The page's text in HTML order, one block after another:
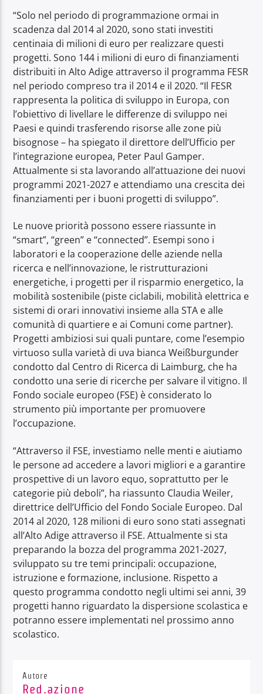
“Solo nel periodo di programmazione ormai in
scadenza dal 2014 al 2020, sono stati investiti
centinaia di milioni di euro per realizzare questi
progetti. Sono 144 i milioni di euro di finanziamenti
distribuiti in Alto Adige attraverso il programma FESR
nel periodo compreso tra il 2014 e il 2020. “Il FESR
rappresenta la politica di sviluppo in Europa, con
l’obiettivo di livellare le differenze di sviluppo nei
Paesi e quindi trasferendo risorse alle zone più
bisognose – ha spiegato il direttore dell’Ufficio per
l’integrazione europea, Peter Paul Gamper.
Attualmente si sta lavorando all’attuazione dei nuovi
programmi 2021-2027 e attendiamo una crescita dei
finanziamenti per i buoni progetti di sviluppo”.
Le nuove priorità possono essere riassunte in
“smart”, “green” e “connected”. Esempi sono i
laboratori e la cooperazione delle aziende nella
ricerca e nell’innovazione, le ristrutturazioni
energetiche, i progetti per il risparmio energetico, la
mobilità sostenibile (piste ciclabili, mobilità elettrica e
sistemi di orari innovativi insieme alla STA e alle
comunità di quartiere e ai Comuni come partner).
Progetti ambiziosi sui quali puntare, come l’esempio
virtuoso sulla varietà di uva bianca Weißburgunder
condotto dal Centro di Ricerca di Laimburg, che ha
condotto una serie di ricerche per salvare il vitigno. Il
Fondo sociale europeo (FSE) è considerato lo
strumento più importante per promuovere
l’occupazione.
“Attraverso il FSE, investiamo nelle menti e aiutiamo
le persone ad accedere a lavori migliori e a garantire
prospettive di un lavoro equo, soprattutto per le
categorie più deboli”, ha riassunto Claudia Weiler,
direttrice dell’Ufficio del Fondo Sociale Europeo. Dal
2014 al 2020, 128 milioni di euro sono stati assegnati
all’Alto Adige attraverso il FSE. Attualmente si sta
preparando la bozza del programma 2021-2027,
sviluppato su tre temi principali: occupazione,
istruzione e formazione, inclusione. Rispetto a
questo programma condotto negli ultimi sei anni, 39
progetti hanno riguardato la dispersione scolastica e
potranno essere implementati nel prossimo anno
scolastico.
Autore
Red.azione